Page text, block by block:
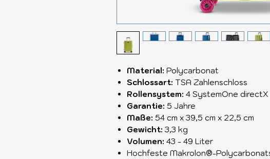
Material: Polycarbonat
Schlossart: TSA Zahlenschloss
Rollensystem: 4 SystemOne
Garantie: 5 Jahre
Maße: 54 cm x 39,5 cm x 22,5 cm
Gewicht: 3,3 kg
Volumen: 43 - 49 Liter
Hochfeste Makrolon®-